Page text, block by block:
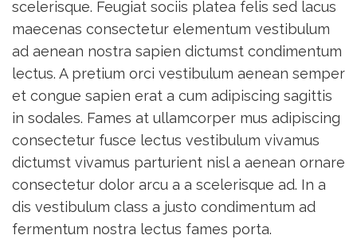
scelerisque. Feugiat sociis platea felis sed lacus
maecenas consectetur elementum vestibulum
ad aenean nostra sapien dictumst condimentum
lectus. A pretium orci vestibulum aenean semper
et congue sapien erat a cum adipiscing sagittis
in sodales. Fames at ullamcorper mus adipiscing
consectetur fusce lectus vestibulum vivamus
dictumst vivamus parturient nisl a aenean ornare
consectetur dolor arcu a a scelerisque ad. In a
dis vestibulum class a justo condimentum ad
fermentum nostra lectus fames porta.